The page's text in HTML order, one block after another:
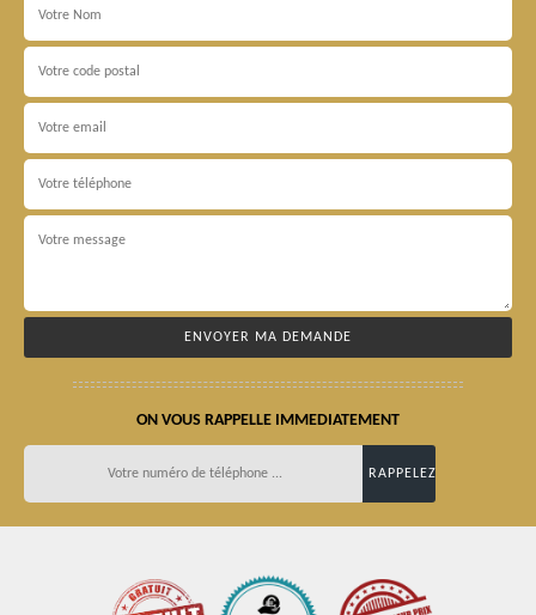
ON VOUS RAPPELLE IMMEDIATEMENT